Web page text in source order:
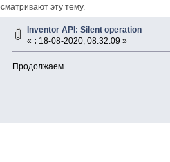
эту тему.
Inventor API: Silent operation
« : 18-08-2020, 08:32:09 »
Продолжаем